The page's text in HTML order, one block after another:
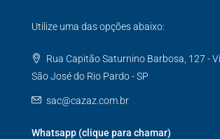
Utilize uma das opções abaixo:
Rua Capitão Saturnino Barbosa, 127 -
São José do Rio Pardo - SP
sac@cazaz.com.br
Whatsapp (clique para chamar)